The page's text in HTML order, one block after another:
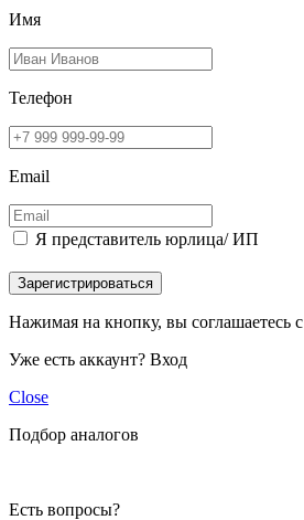
Имя
Телефон
Email
Я представитель юрлица/ ИП
Зарегистрироваться
Нажимая на кнопку, вы соглашаетесь с
Уже есть аккаунт? Вход
Close
Подбор аналогов
Есть вопросы?